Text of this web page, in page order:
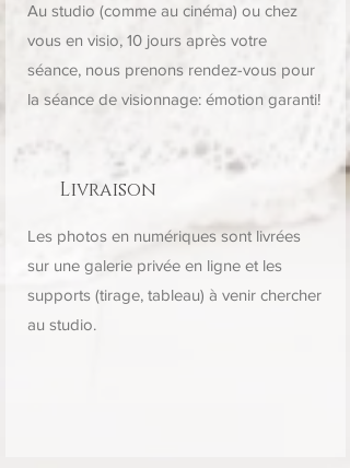
Au studio (comme au cinéma) ou chez
vous en visio, 10 jours après votre
séance, nous prenons rendez-vous pour
la séance de visionnage: émotion garanti!
Livraison
Les photos en numériques sont livrées
sur une galerie privée en ligne et les
supports (tirage, tableau) à venir chercher
au studio.